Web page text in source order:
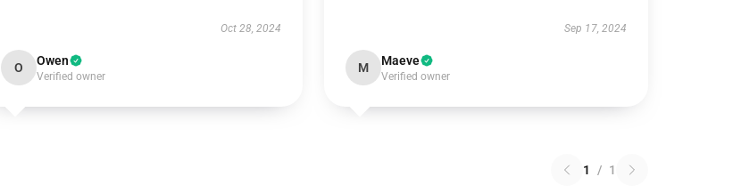
Oct 28, 2024
O Owen
Verified owner
Sep 17, 2024
M Maeve
Verified owner
1 / 1